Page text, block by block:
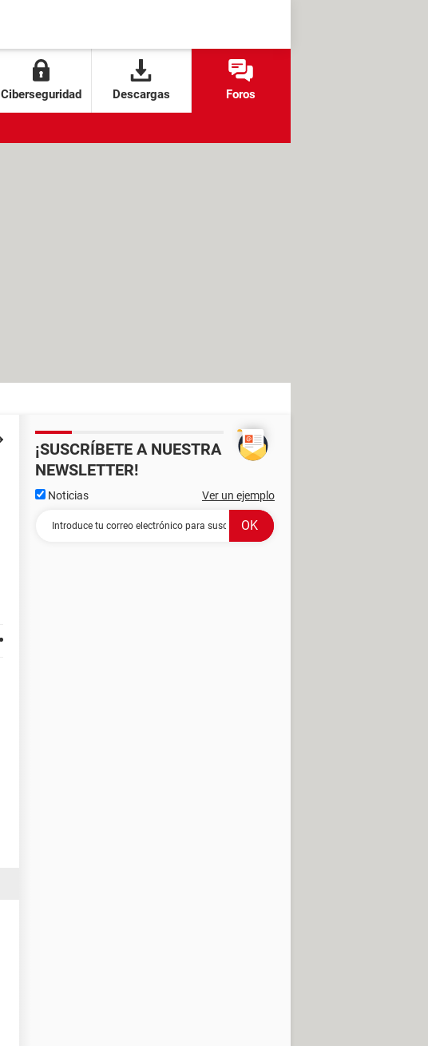
Ciberseguridad Descargas Foros
¡SUSCRÍBETE A NUESTRA
NEWSLETTER!
Noticias Ver un ejemplo